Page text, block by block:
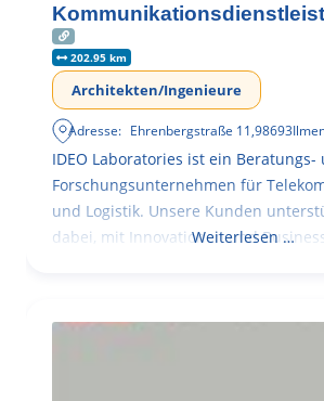
202.95 km
Architekten/Ingenieure
Adresse: Ehrenbergstraße 11,98693
IDEO Laboratories ist ein Beratungs-
Forschungsunternehmen für
und Logistik. Unsere Kunden
dabei, mit Innovationen und
Weiterlesen …